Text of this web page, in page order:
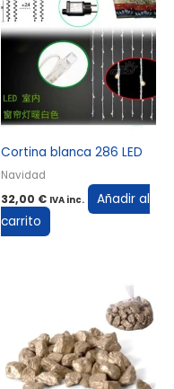
Cortina blanca 286 LED
Navidad
32,00 € IVA inc.
Añadir al
carrito